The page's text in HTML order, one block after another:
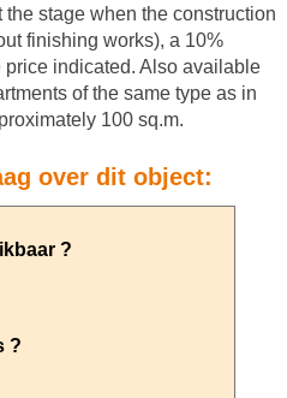
stage when the construction
finishing works), a 10%
indicated. Also available
of the same type as in
100 sq.m.
over dit object: